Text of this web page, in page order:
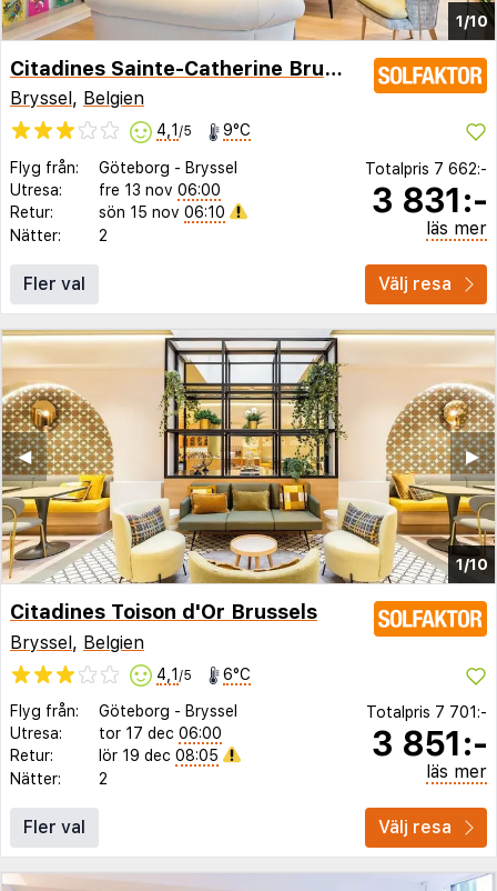
1/10
Citadines Sainte-Catherine Brussels
Bryssel , Belgien
4,1 /5 9°C
Flyg från: Göteborg - Bryssel
Utresa:
fre 13 nov 06:00
Retur:
sön 15 nov 06:10
Nätter:
2
Totalpris 7 662:-
3 831:-
läs mer
Fler val Välj resa
1/10
▶︎
◀︎
Citadines Toison d'Or Brussels
Bryssel, Belgien
4,1 /5 6°C
Flyg från: Göteborg - Bryssel
Utresa:
tor 17 dec 06:00
Retur:
lör 19 dec 08:05
Nätter:
2
Totalpris 7 701:-
3 851:-
läs mer
Fler val Välj resa